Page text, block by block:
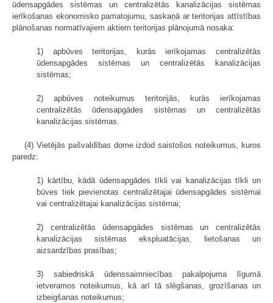
ūdensapgādes sistēmas un centralizētās kanalizācijas sistēmas
ierīkošanas ekonomisko pamatojumu, saskaņā ar teritorijas attīstības
plānošanas normatīvajiem aktiem teritorijas plānojumā nosaka:
1) apbūves teritorijas, kurās ierīkojamas centralizētās
ūdensapgādes sistēmas un centralizētās kanalizācijas
sistēmas;
2) apbūves noteikumus teritorijās, kurās ierīkojamas
centralizētās ūdensapgādes sistēmas un centralizētās
kanalizācijas sistēmas.
(4) Vietējās pašvaldības dome izdod saistošos noteikumus, kuros
paredz:
1) kārtību, kādā ūdensapgādes tīkli vai kanalizācijas tīkli un
būves tiek pievienotas centralizētajai ūdensapgādes sistēmai
vai centralizētajai kanalizācijas sistēmai;
2) centralizētās ūdensapgādes sistēmas un centralizētās
kanalizācijas sistēmas ekspluatācijas, lietošanas un
aizsardzības prasības;
3) sabiedriskā ūdenssaimniecības pakalpojuma līgumā
ietveramos noteikumus, kā arī tā slēgšanas, grozīšanas un
izbeigšanas noteikumus;